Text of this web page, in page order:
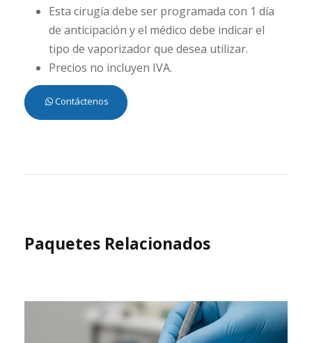
Esta cirugía debe ser programada con 1 día
de anticipación y el médico debe indicar el
tipo de vaporizador que desea utilizar.
Precios no incluyen IVA.
Contáctenos